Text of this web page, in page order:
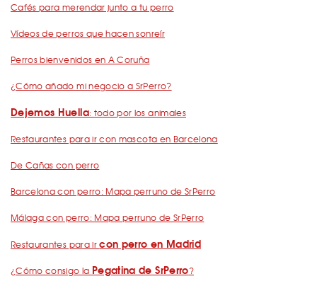
Cafés para merendar junto a tu perro
Vídeos de perros que hacen sonreír
Perros bienvenidos en A Coruña
¿Cómo añado mi negocio a SrPerro?
Dejemos Huella: todo por los animales
Restaurantes para ir con mascota en Barcelona
De Cañas con perro
Barcelona con perro: Mapa perruno de SrPerro
Málaga con perro: Mapa perruno de SrPerro
Restaurantes para ircon perro en Madrid
¿Cómo consigo la Pegatina de SrPerro?